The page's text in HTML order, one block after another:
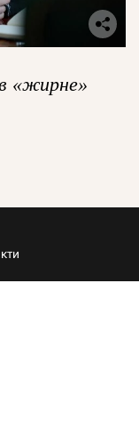
«жирне»